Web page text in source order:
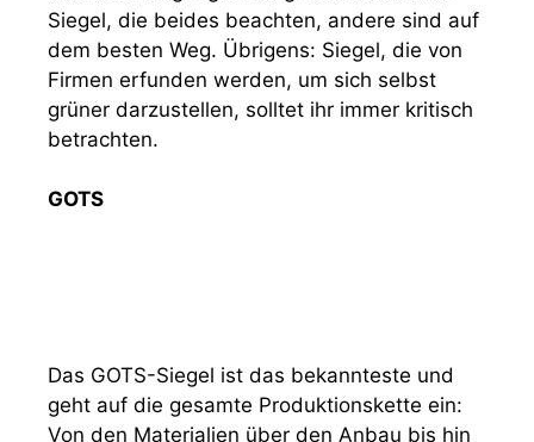
Siegel, die beides beachten, andere sind auf
dem besten Weg. Übrigens: Siegel, die von
Firmen erfunden werden, um sich selbst
grüner darzustellen, solltet ihr immer kritisch
betrachten.
GOTS
Das GOTS-Siegel ist das bekannteste und
geht auf die gesamte Produktionskette ein:
Von den Materialien über den Anbau bis hin